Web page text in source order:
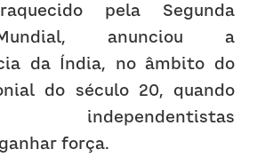
pela Segunda
anunciou a
da Índia, no âmbito do
do século 20, quando
independentistas
força.